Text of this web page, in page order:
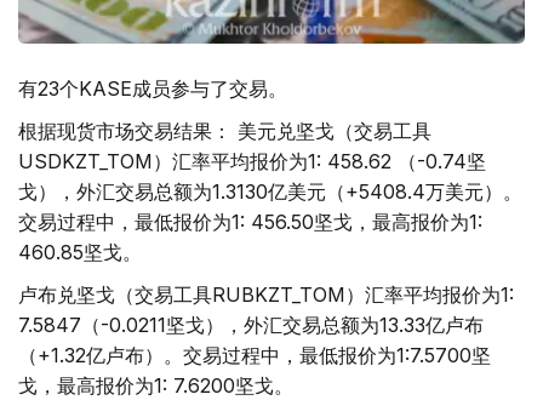
有23个KASE成员参与了交易。
根据现货市场交易结果： 美元兑坚戈（交易工具
USDKZT_TOM）汇率平均报价为1: 458.62 （-0.74坚
戈），外汇交易总额为1.3130亿美元（+5408.4万美元）。
交易过程中，最低报价为1: 456.50坚戈，最高报价为1:
460.85坚戈。
卢布兑坚戈（交易工具RUBKZT_TOM）汇率平均报价为1:
7.5847（-0.0211坚戈），外汇交易总额为13.33亿卢布
（+1.32亿卢布）。交易过程中，最低报价为1:7.5700坚
戈，最高报价为1: 7.6200坚戈。